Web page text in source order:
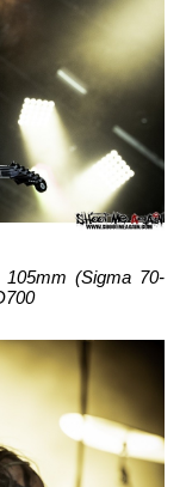
(Sigma 70-